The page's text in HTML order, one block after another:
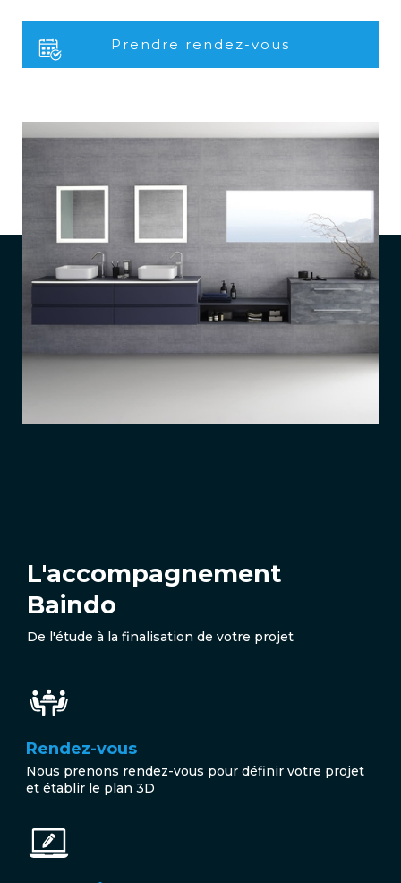
Prendre rendez-vous
L'accompagnement
Baindo
De l'étude à la finalisation de votre projet
Rendez-vous
Nous prenons rendez-vous pour définir votre projet
et établir le plan 3D